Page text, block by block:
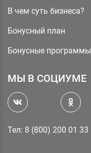
В чем суть бизнеса?
Бонусный план
Бонусные программы
МЫ В СОЦИУМЕ
Тел: 8 (800) 200 01 33